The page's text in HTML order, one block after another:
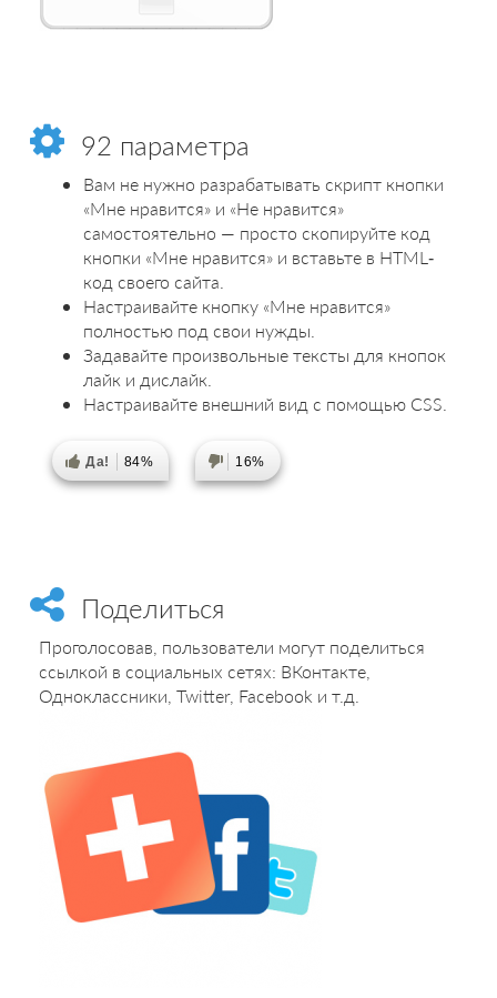
92 параметра
Вам не нужно разрабатывать скрипт кнопки
«Мне нравится» и «Не нравится»
самостоятельно — просто скопируйте код
кнопки «Мне нравится» и вставьте в HTML-
код своего сайта.
Настраивайте кнопку «Мне нравится»
полностью под свои нужды.
Задавайте произвольные тексты для кнопок
лайк и дислайк.
Настраивайте внешний вид с помощью CSS.
Да! 84% 16%
Поделиться
Проголосовав, пользователи могут поделиться
ссылкой в социальных сетях: ВКонтакте,
Одноклассники, Twitter, Facebook и т.д.